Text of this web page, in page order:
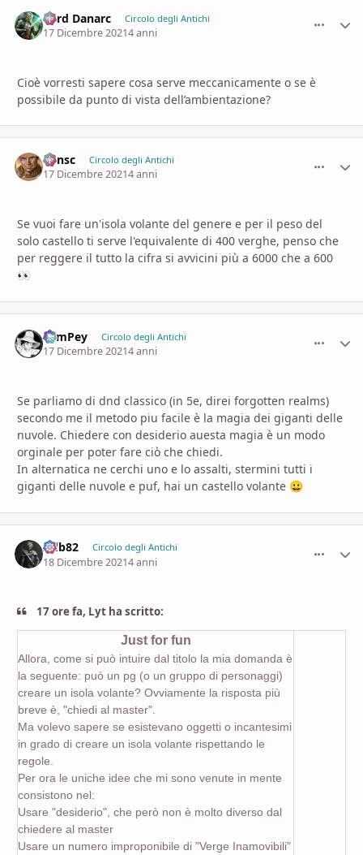
Lord Danarc Circolo degli Antichi
17 Dicembre 20214 anni
Cioè vorresti sapere cosa serve meccanicamente o se è
possibile da punto di vista dell’ambientazione?
Minsc Circolo degli Antichi
17 Dicembre 20214 anni
Se vuoi fare un'isola volante del genere e per il peso del
solo castello ti serve l'equivalente di 400 verghe, penso che
per reggere il tutto la cifra si avvicini più a 6000 che a 600
👀
SamPey Circolo degli Antichi
17 Dicembre 20214 anni
Se parliamo di dnd classico (in 5e, direi forgotten realms)
secondo me il metodo piu facile è la magia dei giganti delle
nuvole. Chiedere con desiderio auesta magia è un modo
orginale per poter fare ciò che chiedi.
In alternatica ne cerchi uno e lo assalti, stermini tutti i
giganti delle nuvole e puf, hai un castello volante 😀
Adb82 Circolo degli Antichi
18 Dicembre 20214 anni
17 ore fa, Lyt ha scritto:
Just for fun
Allora, come si può intuire dal titolo la mia domanda è
la seguente: può un pg (o un gruppo di personaggi)
creare un isola volante? Ovviamente la risposta più
breve è, "chiedi al master".
Ma volevo sapere se esistevano oggetti o incantesimi
in grado di creare un isola volante rispettando le
regole.
Per ora le uniche idee che mi sono venute in mente
consistono nel:
Usare "desiderio", che però non è molto diverso dal
chiedere al master
Usare un numero improponibile di "Verge Inamovibili"